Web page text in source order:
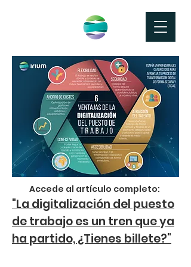
Accede al artículo completo:
"La digitalización del puesto
de trabajo es un tren que ya
ha partido, ¿Tienes billete?"